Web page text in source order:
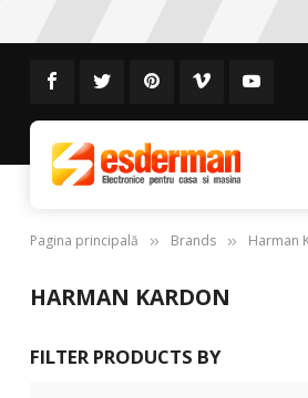
Pagina principală Brands Harman
HARMAN KARDON
FILTER PRODUCTS BY